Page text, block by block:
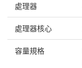
處理器
處理器核心
容量規格